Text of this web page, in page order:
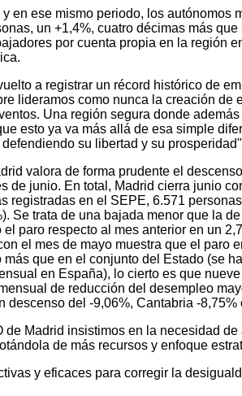
y en ese mismo periodo, los autónomos
un +1,4%, cuatro décimas más
por cuenta propia en la región
a registrar un récord histórico de
lideramos como nunca la creación de
Una región segura donde
esto ya va más allá de esa simple
su libertad y su
valora de forma prudente el
de junio. En total, Madrid cierra junio
registradas en el SEPE, 6.571
Se trata de una bajada menor que la
el paro respecto al mes anterior en un
el mes de mayo muestra que el paro
más que en el conjunto del Estado (se
en España), lo cierto es que
de reducción del desempleo
descenso del -9,06%, Cantabria -8,75%
de Madrid insistimos en la necesidad
de más recursos y enfoque
y eficaces para corregir la